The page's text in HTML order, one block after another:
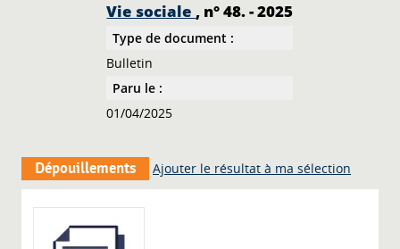
Vie sociale , n° 48. - 2025
Type de document :
Bulletin
Paru le :
01/04/2025
Dépouillements Ajouter le résultat à ma sélection